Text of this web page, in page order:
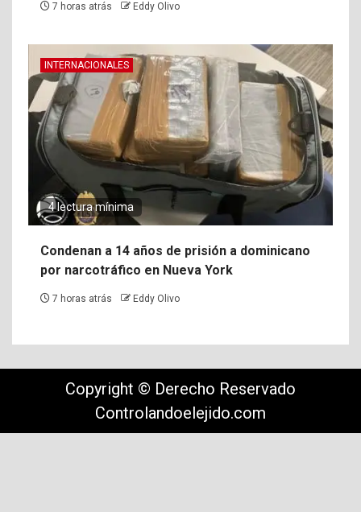
7 horas atrás Eddy Olivo
INTERNACIONALES
4 lectura mínima
Condenan a 14 años de prisión a dominicano
por narcotráfico en Nueva York
7 horas atrás Eddy Olivo
Copyright © Derecho Reservado
Controlandoelejido.com